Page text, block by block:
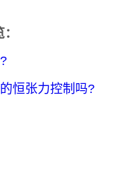
恒张力控制吗?